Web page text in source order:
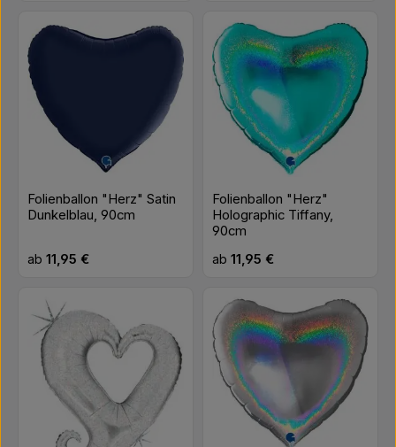
Folienballon "Herz" Satin
Dunkelblau, 90cm
Regulärer Preis:
ab11,95 €
Folienballon "Herz"
Holographic Tiffany,
90cm
Regulärer Preis:
ab11,95 €